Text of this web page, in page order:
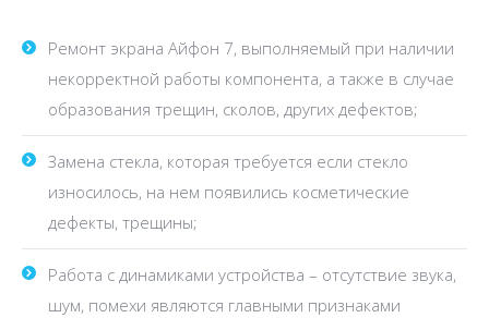
Ремонт экрана Айфон 7, выполняемый при наличии
некорректной работы компонента, а также в случае
образования трещин, сколов, других дефектов;
Замена стекла, которая требуется если стекло
износилось, на нем появились косметические
дефекты, трещины;
Работа с динамиками устройства – отсутствие звука,
шум, помехи являются главными признаками